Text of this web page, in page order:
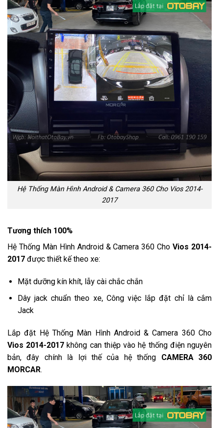
Hệ Thống Màn Hình Android & Camera 360 Cho Vios 2014-
2017
Tương thích 100%
Hệ Thống Màn Hình Android & Camera 360 ChoVios 2014-
2017 được thiết kế theo xe:
Mặt dưỡng kín khít, lẫy cài chắc chắn
Dây jack chuẩn theo xe, Công việc lắp đặt chỉ là cắm
Jack
Lắp đặt Hệ Thống Màn Hình Android & Camera 360 Cho
Vios 2014-2017 không can thiệp vào hệ thống điện nguyên
bản, đây chính là lợi thế của hệ thống CAMERA 360
MORCAR.